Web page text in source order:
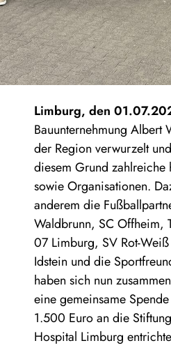
Limburg, den
Bauunternehmung Albert
der Region verwurzelt
diesem Grund zahlreiche
sowie Organisationen.
anderem die
Waldbrunn, SC Offheim,
07 Limburg, SV Rot-
Idstein und die
haben sich nun
eine gemeinsame
1.500 Euro an die
Hospital Limburg